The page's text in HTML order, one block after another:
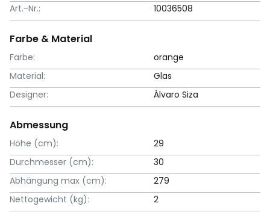
Art.-Nr.:
10036508
Farbe & Material
Farbe:
orange
Material:
Glas
Designer:
Álvaro Siza
Abmessung
Höhe (cm):
29
Durchmesser (cm):
30
Abhängung max (cm):
279
Nettogewicht (kg):
2